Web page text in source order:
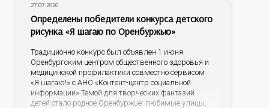
27.07.2026
Определены победители конкурса детского
рисунка «Я шагаю по Оренбуржью»
Традиционно конкурс был объявлен 1 июня
Оренбургским центром общественного здоровья и
медицинской профилактики совместно сервисом
«Я шагаю!» с АНО «Контент-центр социальной
информации» Темой для творческих фантазий
детей стало родное Оренбуржье: любимые улицы,